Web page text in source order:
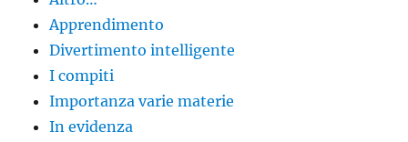
Apprendimento
Divertimento intelligente
I compiti
Importanza varie materie
In evidenza